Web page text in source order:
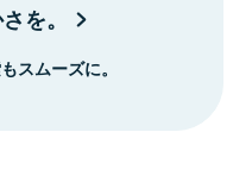
を。
スムーズに。